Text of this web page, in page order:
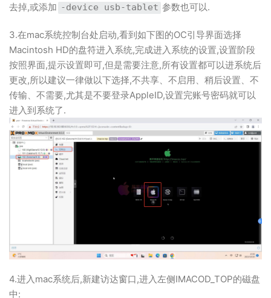
去掉,或添加 -device usb-tablet 参数也可以.
3.在mac系统控制台处启动,看到如下图的OC引导界面选择
Macintosh HD的盘符进入系统,完成进入系统的设置,设置阶段
按照界面,提示设置即可,但是需要注意,所有设置都可以进系统后
更改,所以建议一律做以下选择,不共享、不启用、稍后设置、不
传输、不需要,尤其是不要登录AppleID,设置完账号密码就可以
进入到系统了.
4.进入mac系统后,新建访达窗口,进入左侧IMACOD_TOP的磁盘
中: